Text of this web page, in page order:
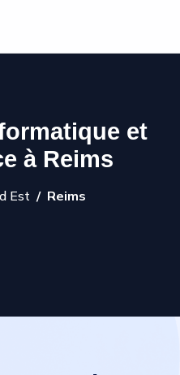
et
à Reims
Est Reims